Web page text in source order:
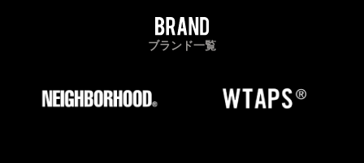
ブランド一覧